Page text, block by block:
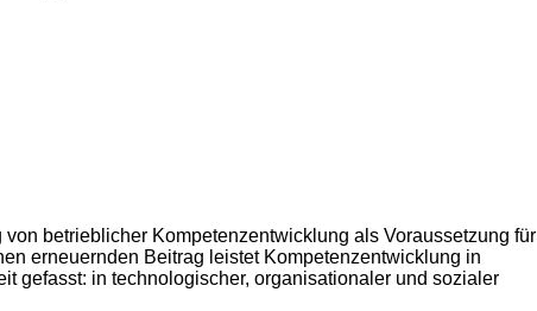
betrieblicher Kompetenzentwicklung als Voraussetzung für
erneuernden Beitrag leistet Kompetenzentwicklung in
gefasst: in technologischer, organisationaler und sozialer